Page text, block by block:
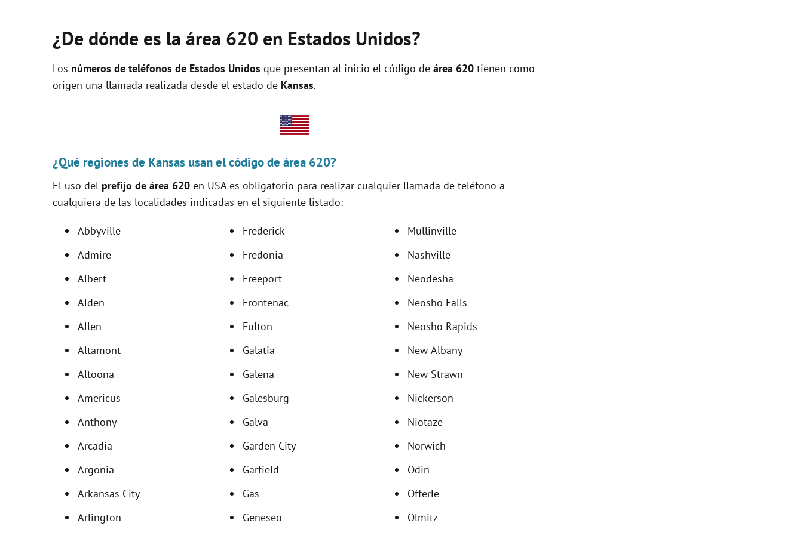
¿De dónde es la área 620 en Estados Unidos?
Los números de teléfonos de Estados Unidos que presentan al inicio el código de área 620 tienen como
origen una llamada realizada desde el estado de Kansas.
¿Qué regiones de Kansas usan el código de área 620?
El uso del prefijo de área 620 en USA es obligatorio para realizar cualquier llamada de teléfono a
cualquiera de las localidades indicadas en el siguiente listado:
Abbyville
Admire
Albert
Alden
Allen
Altamont
Altoona
Americus
Anthony
Arcadia
Argonia
Arkansas City
Arlington
Frederick
Fredonia
Freeport
Frontenac
Fulton
Galatia
Galena
Galesburg
Galva
Garden City
Garfield
Gas
Geneseo
Mullinville
Nashville
Neodesha
Neosho Falls
Neosho Rapids
New Albany
New Strawn
Nickerson
Niotaze
Norwich
Odin
Offerle
Olmitz